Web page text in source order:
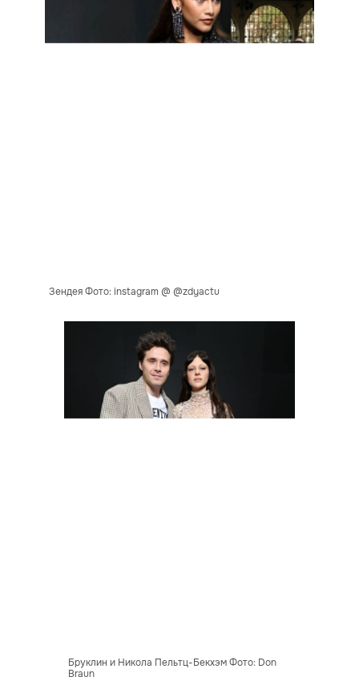
Зендея Фото: instagram @ @zdyactu
Бруклин и Никола Пельтц-Бекхэм Фото: Don
Braun